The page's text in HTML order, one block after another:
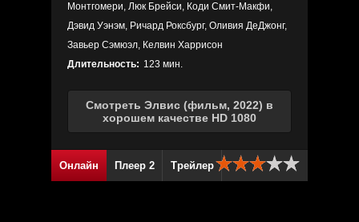
Монтгомери, Люк Брейси, Коди Смит-Макфи,
Дэвид Уэнэм, Ричард Роксбург, Оливия ДеДжонг,
Завьер Сэмюэл, Келвин Харрисон
Длительность: 123 мин.
Смотреть Элвис (фильм, 2022) в
хорошем качестве HD 1080
Онлайн Плеер 2 Трейлер